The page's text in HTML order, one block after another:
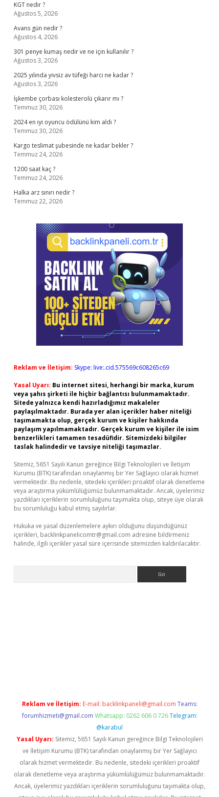
KGT nedir ?
Ağustos 5, 2026
Avans gün nedir ?
Ağustos 4, 2026
301 penye kumaş nedir ve ne için kullanılır ?
Ağustos 3, 2026
2025 yılında yivsiz av tüfeği harcı ne kadar ?
Ağustos 3, 2026
İşkembe çorbası kolesterolü çıkarır mı ?
Temmuz 30, 2026
2024 en iyi oyuncu ödülünü kim aldı ?
Temmuz 30, 2026
Kargo teslimat şubesinde ne kadar bekler ?
Temmuz 24, 2026
1200 saat kaç ?
Temmuz 24, 2026
Halka arz sınırı nedir ?
Temmuz 22, 2026
Reklam ve İletişim: Skype: live:.cid.575569c608265c69
Yasal Uyarı: Bu internet sitesi, herhangi bir marka, kurum
veya şahıs şirketi ile hiçbir bağlantısı bulunmamaktadır.
Sitede yalnızca kendi hazırladığımız makaleler
paylaşılmaktadır. Burada yer alan içerikler haber niteliği
taşımamakta olup, gerçek kurum ve kişiler hakkında
paylaşım yapılmamaktadır. Gerçek kurum ve kişiler ile isim
benzerlikleri tamamen tesadüfidir. Sitemizdeki bilgiler
taslak halindedir ve tavsiye niteliği taşımazlar.
Sitemiz, 5651 Sayılı Kanun gereğince Bilgi Teknolojileri ve İletişim
Kurumu (BTK) tarafından onaylanmış bir Yer Sağlayıcı olarak hizmet
vermektedir. Bu nedenle, sitedeki içerikleri proaktif olarak denetleme
veya araştırma yükümlülüğümüz bulunmamaktadır. Ancak, üyelerimiz
yazdıkları içeriklerin sorumluluğunu taşımakta olup, siteye üye olarak
bu sorumluluğu kabul etmiş sayılırlar.
Hukuka ve yasal düzenlemelere aykırı olduğunu düşündüğünüz
içerikleri, backlinkpanelicomtr@gmail.com adresine bildirmeniz
halinde, ilgili içerikler yasal süre içerisinde sitemizden kaldırılacaktır.
Reklam ve İletişim: E-mail: backlinkpaneli@gmail.com Teams:
forumhizmeti@gmail.com Whatsapp: 0262 606 0 726 Telegram:
@karabul
Yasal Uyarı: Sitemiz, 5651 Sayılı Kanun gereğince Bilgi Teknolojileri
ve İletişim Kurumu (BTK) tarafından onaylanmış bir Yer Sağlayıcı
olarak hizmet vermektedir. Bu nedenle, sitedeki içerikleri proaktif
olarak denetleme veya araştırma yükümlülüğümüz bulunmamaktadır.
Ancak, üyelerimiz yazdıkları içeriklerin sorumluluğunu taşımakta olup,